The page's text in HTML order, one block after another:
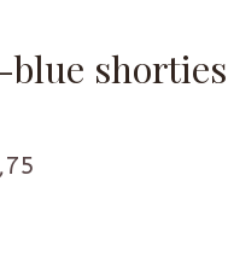
blue